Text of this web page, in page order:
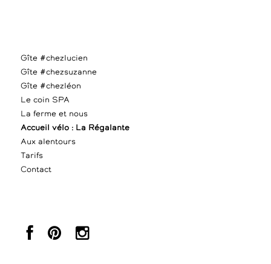
Gîte #chezlucien
Gîte #chezsuzanne
Gîte #chezléon
Le coin SPA
La ferme et nous
Accueil vélo : La Régalante
Aux alentours
Tarifs
Contact